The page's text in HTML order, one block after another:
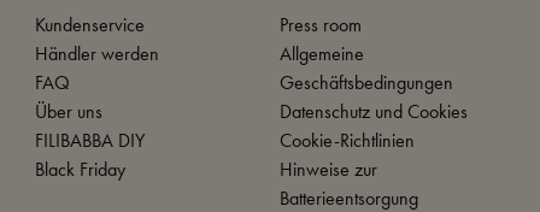
Kundenservice
Händler werden
FAQ
Über uns
FILIBABBA DIY
Black Friday
Press room
Allgemeine
Geschäftsbedingungen
Datenschutz und Cookies
Cookie-Richtlinien
Hinweise zur
Batterieentsorgung